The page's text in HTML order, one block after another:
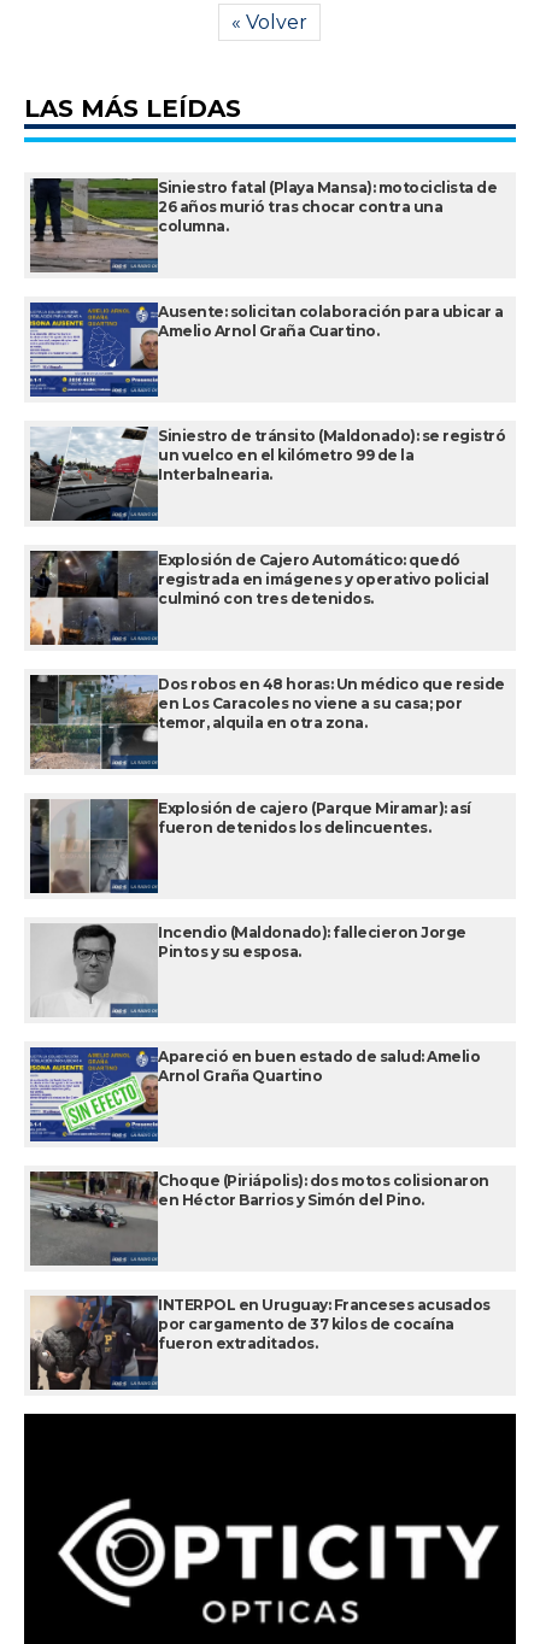
« Volver
LAS MÁS LEÍDAS
Siniestro fatal (Playa Mansa): motociclista de
26 años murió tras chocar contra una
columna.
Ausente: solicitan colaboración para ubicar a
Amelio Arnol Graña Cuartino.
Siniestro de tránsito (Maldonado): se registró
un vuelco en el kilómetro 99 de la
Interbalnearia.
Explosión de Cajero Automático: quedó
registrada en imágenes y operativo policial
culminó con tres detenidos.
Dos robos en 48 horas: Un médico que reside
en Los Caracoles no viene a su casa; por
temor, alquila en otra zona.
Explosión de cajero (Parque Miramar): así
fueron detenidos los delincuentes.
Incendio (Maldonado): fallecieron Jorge
Pintos y su esposa.
Apareció en buen estado de salud: Amelio
Arnol Graña Quartino
Choque (Piriápolis): dos motos colisionaron
en Héctor Barrios y Simón del Pino.
INTERPOL en Uruguay: Franceses acusados
por cargamento de 37 kilos de cocaína
fueron extraditados.